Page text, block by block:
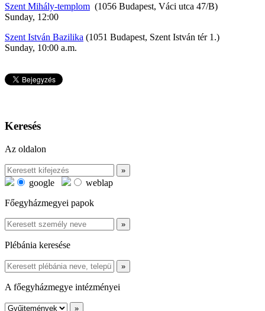
Szent Mihály-templom (1056 Budapest, Váci utca 47/B)
Sunday, 12:00
Szent István Bazilika (1051 Budapest, Szent István tér 1.)
Sunday, 10:00 a.m.
Keresés
Az oldalon
google
weblap
Főegyházmegyei papok
Plébánia keresése
A főegyházmegye intézményei